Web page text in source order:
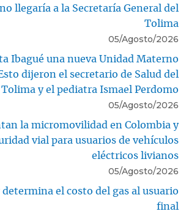
llegaría a la Secretaría General del
Tolima
05/Agosto/2026
Ibagué una nueva Unidad Materno
dijeron el secretario de Salud del
Tolima y el pediatra Ismael Perdomo
05/Agosto/2026
la micromovilidad en Colombia y
vial para usuarios de vehículos
eléctricos livianos
05/Agosto/2026
el costo del gas al usuario
final